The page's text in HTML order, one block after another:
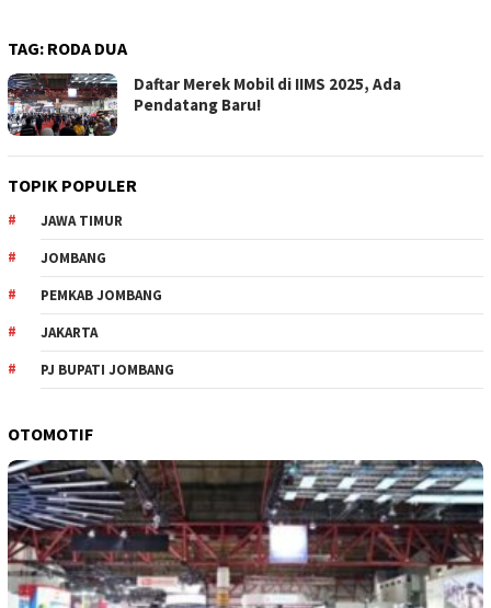
TAG: RODA DUA
Daftar Merek Mobil di IIMS 2025, Ada
Pendatang Baru!
TOPIK POPULER
JAWA TIMUR
JOMBANG
PEMKAB JOMBANG
JAKARTA
PJ BUPATI JOMBANG
OTOMOTIF